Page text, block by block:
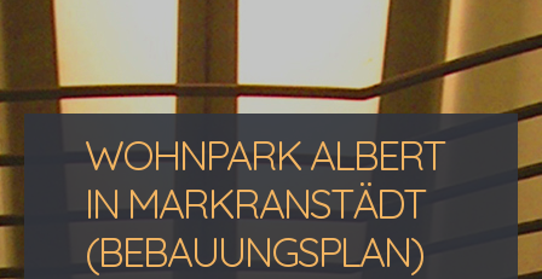
WOHNPARK ALBERT
IN MARKRANSTÄDT
(BEBAUUNGSPLAN)